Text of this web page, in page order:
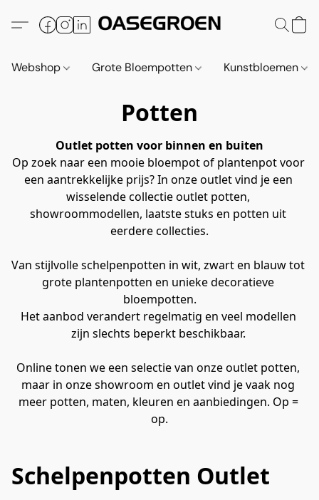
Webshop Grote Bloempotten Kunstbloemen
Potten
Outlet potten voor binnen en buiten
Op zoek naar een mooie bloempot of plantenpot voor
een aantrekkelijke prijs? In onze outlet vind je een
wisselende collectie outlet potten,
showroommodellen, laatste stuks en potten uit
eerdere collecties.
Van stijlvolle schelpenpotten in wit, zwart en blauw tot
grote plantenpotten en unieke decoratieve
bloempotten.
Het aanbod verandert regelmatig en veel modellen
zijn slechts beperkt beschikbaar.
Online tonen we een selectie van onze outlet potten,
maar in onze showroom en outlet vind je vaak nog
meer potten, maten, kleuren en aanbiedingen. Op =
op.
Schelpenpotten Outlet